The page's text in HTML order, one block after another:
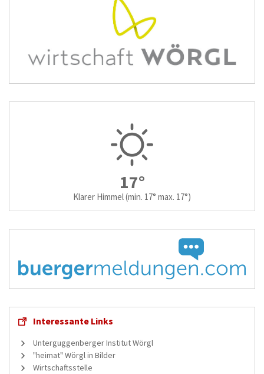
17°
Klarer Himmel(min. 17° max. 17°)
Interessante Links
Unterguggenberger Institut Wörgl
"heimat" Wörgl in Bilder
Wirtschaftsstelle